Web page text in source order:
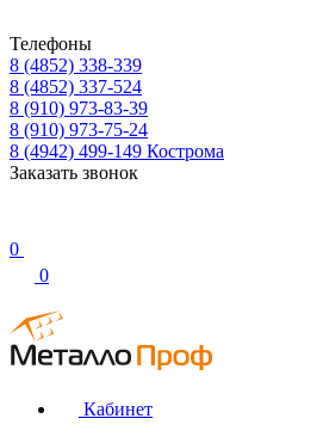
Телефоны
8 (4852) 338-339
8 (4852) 337-524
8 (910) 973-83-39
8 (910) 973-75-24
8 (4942) 499-149 Кострома
Заказать звонок
0
0
Кабинет